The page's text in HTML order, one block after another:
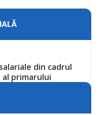
din cadrul
primarului